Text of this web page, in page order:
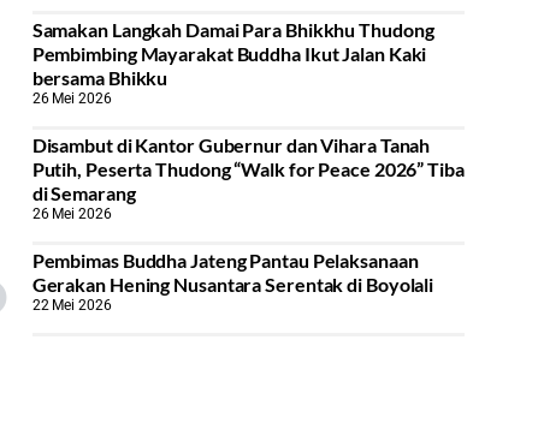
Samakan Langkah Damai Para Bhikkhu Thudong
Pembimbing Mayarakat Buddha Ikut Jalan Kaki
bersama Bhikku
26 Mei 2026
Disambut di Kantor Gubernur dan Vihara Tanah
Putih, Peserta Thudong “Walk for Peace 2026” Tiba
di Semarang
26 Mei 2026
‎Pembimas Buddha Jateng Pantau Pelaksanaan
Gerakan Hening Nusantara Serentak di Boyolali
22 Mei 2026